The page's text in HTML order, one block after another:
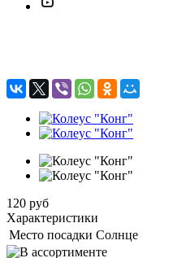
120 руб
Характеристики
Место посадки Солнце